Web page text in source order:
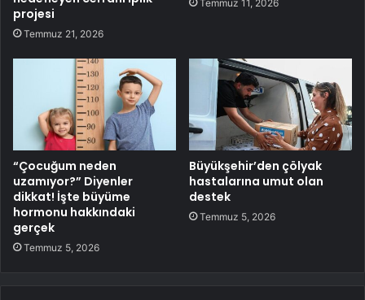
projesi
Temmuz 21, 2026
Temmuz 11, 2026
“Çocuğum neden
uzamıyor?” Diyenler
dikkat! İşte büyüme
hormonu hakkındaki
gerçek
Temmuz 5, 2026
Büyükşehir’den çölyak
hastalarına umut olan
destek
Temmuz 5, 2026